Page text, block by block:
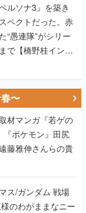
ルソナ3』を築き
ペクトだった。赤
“愚連隊”がシリー
で【橋野桂インタ
〜
材マンガ『若ゲの
『ポケモン』田尻
藤雅伸さんらの貴
/ガンダム 戦場
のわがままなニー